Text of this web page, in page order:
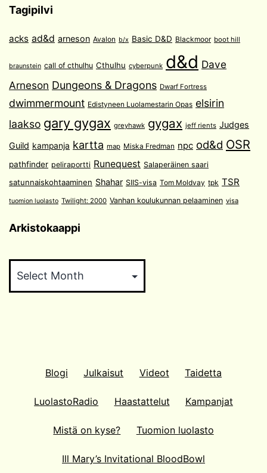
Tagipilvi
acks ad&d arneson Avalon b/x Basic D&D Blackmoor boot hill
braunstein call of cthulhu Cthulhu cyberpunk d&d Dave
Arneson Dungeons & Dragons Dwarf Fortress
dwimmermount Edistyneen Luolamestarin Opas elsirin
laakso gary gygax greyhawk gygax jeff rients Judges
Guild kampanja kartta map Miska Fredman npc od&d OSR
pathfinder peliraportti Runequest Salaperäinen saari
satunnaiskohtaaminen Shahar SIIS-visa Tom Moldvay tpk TSR
tuomion luolasto Twilight: 2000 Vanhan koulukunnan pelaaminen visa
Arkistokaappi
Blogi Julkaisut Videot Taidetta
LuolastoRadio Haastattelut Kampanjat
Mistä on kyse? Tuomion luolasto
Ill Mary’s Invitational BloodBowl